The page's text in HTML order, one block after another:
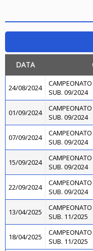
DATA
24/08/2024
CAMPEONATO
SUB. 09/2024
01/09/2024
CAMPEONATO
SUB. 09/2024
07/09/2024
CAMPEONATO
SUB. 09/2024
15/09/2024
CAMPEONATO
SUB. 09/2024
22/09/2024
CAMPEONATO
SUB. 09/2024
13/04/2025
CAMPEONATO
SUB. 11/2025
18/04/2025
CAMPEONATO
SUB. 11/2025